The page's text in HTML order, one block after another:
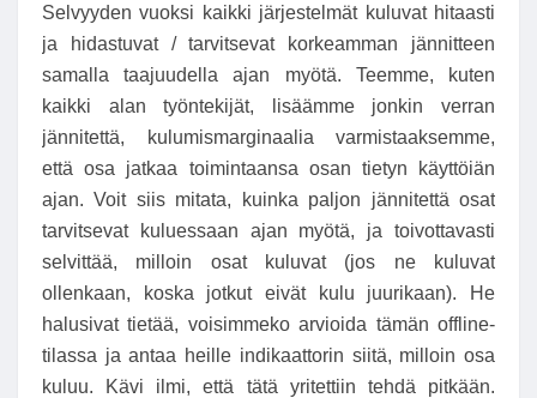
Selvyyden vuoksi kaikki järjestelmät kuluvat hitaasti
ja hidastuvat / tarvitsevat korkeamman jännitteen
samalla taajuudella ajan myötä. Teemme, kuten
kaikki alan työntekijät, lisäämme jonkin verran
jännitettä, kulumismarginaalia varmistaaksemme,
että osa jatkaa toimintaansa osan tietyn käyttöiän
ajan. Voit siis mitata, kuinka paljon jännitettä osat
tarvitsevat kuluessaan ajan myötä, ja toivottavasti
selvittää, milloin osat kuluvat (jos ne kuluvat
ollenkaan, koska jotkut eivät kulu juurikaan). He
halusivat tietää, voisimmeko arvioida tämän offline-
tilassa ja antaa heille indikaattorin siitä, milloin osa
kuluu. Kävi ilmi, että tätä yritettiin tehdä pitkään.